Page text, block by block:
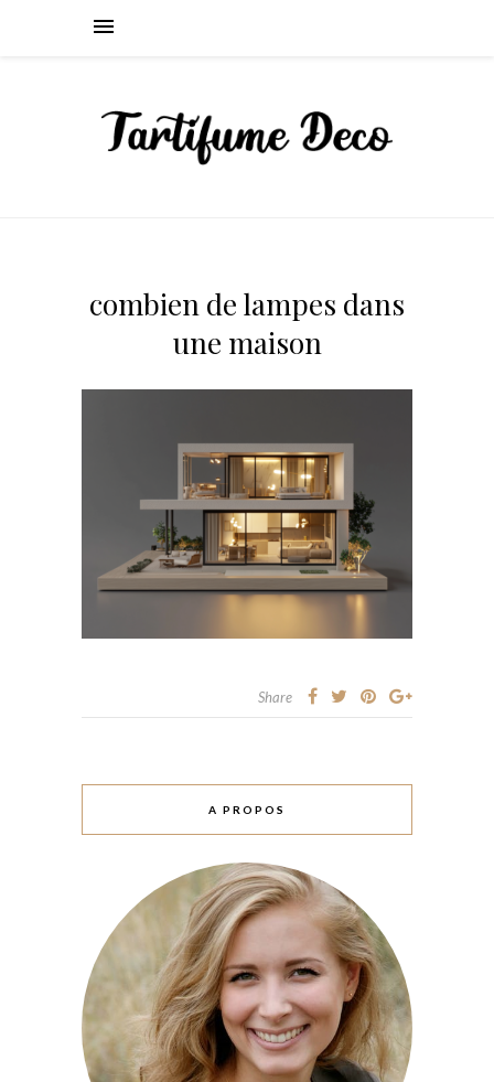
combien de lampes dans
une maison
Share
A PROPOS